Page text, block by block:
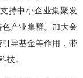
持中小企业集聚发
产业集群。加大金
导基金等作用，带
技。